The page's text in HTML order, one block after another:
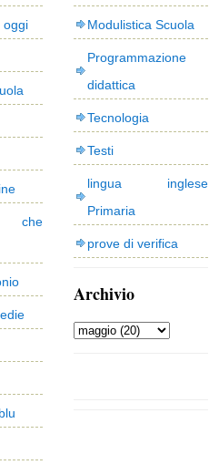
oggi
che
Modulistica Scuola
Programmazione
didattica
Tecnologia
Testi
lingua inglese
Primaria
prove di verifica
Archivio